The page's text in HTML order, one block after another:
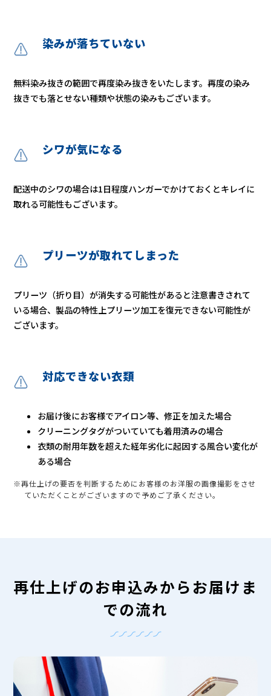
染みが落ちていない
無料染み抜きの範囲で再度染み抜きをいたします。再度の染み
抜きでも落とせない種類や状態の染みもございます。
シワが気になる
配送中のシワの場合は1日程度ハンガーでかけておくとキレイに
取れる可能性もございます。
プリーツが取れてしまった
プリーツ（折り目）が消失する可能性があると注意書きされて
いる場合、製品の特性上プリーツ加工を復元できない可能性が
ございます。
対応できない衣類
お届け後にお客様でアイロン等、修正を加えた場合
クリーニングタグがついていても着用済みの場合
衣類の耐用年数を超えた経年劣化に起因する風合い変化が
ある場合
※再仕上げの要否を判断するためにお客様のお洋服の画像撮影をさせ
ていただくことがございますので予めご了承ください。
再仕上げのお申込みからお届けま
での流れ